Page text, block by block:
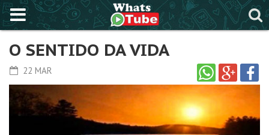
O SENTIDO DA VIDA
22 MAR